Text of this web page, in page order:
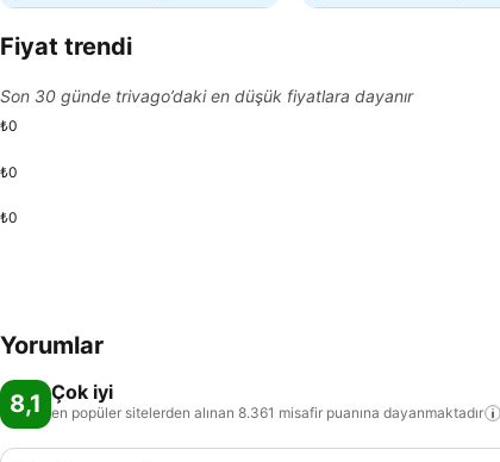
Fiyat trendi
Son 30 günde trivago’daki en düşük fiyatlara dayanır
₺0
₺0
₺0
Yorumlar
8,1 Çok iyi
en popüler sitelerden alınan 8.361 misafir puanına dayanmaktadır